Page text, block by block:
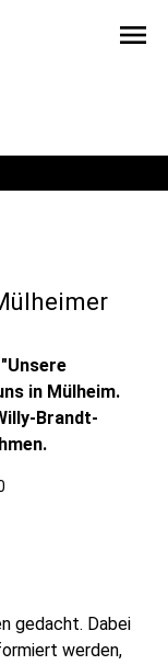
menu
in Mülheim.
Brandt-
gedacht. Dabei
werden,